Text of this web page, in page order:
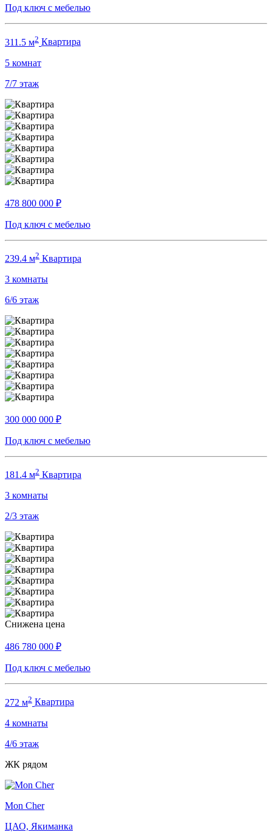
Под ключ с мебелью
311.5 м2 Квартира
5 комнат
7/7 этаж
478 800 000 ₽
Под ключ с мебелью
239.4 м2 Квартира
3 комнаты
6/6 этаж
300 000 000 ₽
Под ключ с мебелью
181.4 м2 Квартира
3 комнаты
2/3 этаж
Снижена цена
486 780 000 ₽
Под ключ с мебелью
272 м2 Квартира
4 комнаты
4/6 этаж
ЖК рядом
Mon Cher
ЦАО, Якиманка